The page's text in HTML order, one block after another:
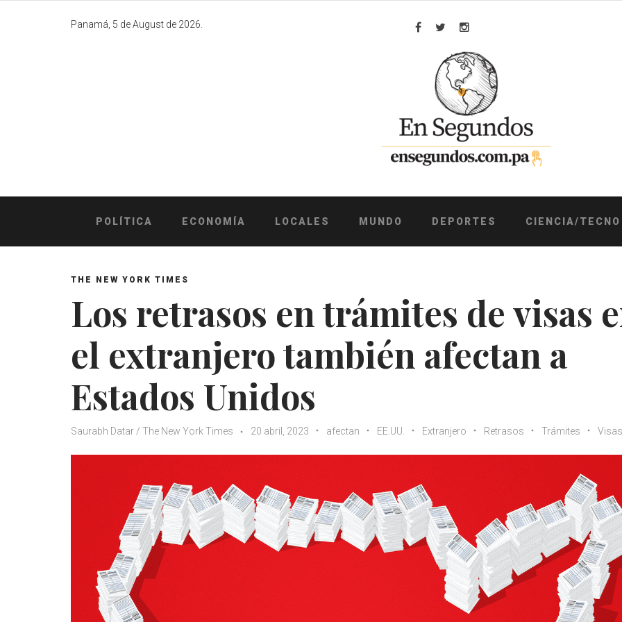
Panamá, 5 de August de 2026.
Facebook
TwitterInstagram
POLÍTICA ECONOMÍA LOCALES MUNDO DEPORTES CIENCIA/TECNO
THE NEW YORK TIMES
Los retrasos en trámites de visas
el extranjero también afectan a
Estados Unidos
Saurabh Datar / The New York Times 20 abril, 2023 afectan EE.UU. Extranjero Retrasos Trámites Visas